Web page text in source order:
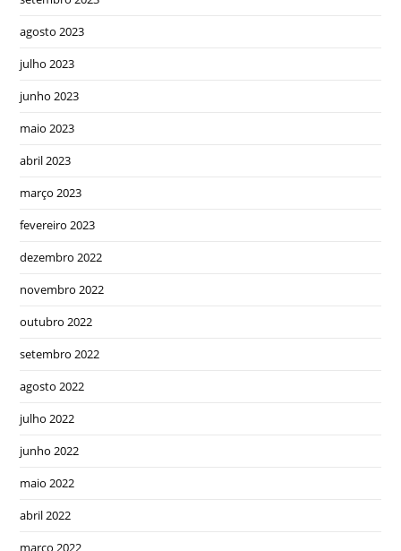
agosto 2023
julho 2023
junho 2023
maio 2023
abril 2023
março 2023
fevereiro 2023
dezembro 2022
novembro 2022
outubro 2022
setembro 2022
agosto 2022
julho 2022
junho 2022
maio 2022
abril 2022
março 2022